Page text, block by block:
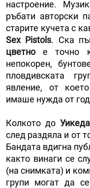
настроение.
ръбати авторски
старите кучета с
Sex Pistols. Ска
цветное точно
непокорен,
пловдивската
явление, от
имаше нужда от
Колкото до Уикеда
след раздяла и от
Бандата вдигна
както винаги се
(на снимката) и
групи могат да